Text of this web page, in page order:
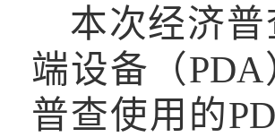
本次经济
端设备 （PDA
普查使用的